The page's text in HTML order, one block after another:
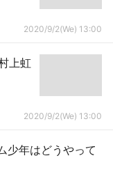
2020/9/2(We) 13:00
上虹
2020/9/2(We) 13:00
少年はどうやって